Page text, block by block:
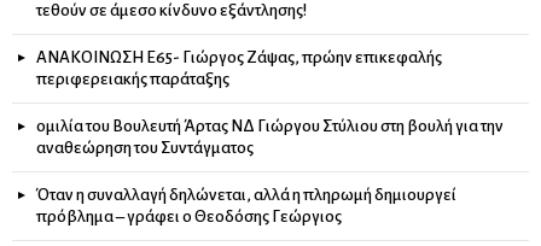
τεθούν σε άμεσο κίνδυνο εξάντλησης!
ΑΝΑΚΟΙΝΩΣΗ Ε65- Γιώργος Ζάψας, πρώην επικεφαλής
περιφερειακής παράταξης
ομιλία του Βουλευτή Άρτας ΝΔ Γιώργου Στύλιου στη βουλή για την
αναθεώρηση του Συντάγματος
Όταν η συναλλαγή δηλώνεται, αλλά η πληρωμή δημιουργεί
πρόβλημα – γράφει ο Θεοδόσης Γεώργιος